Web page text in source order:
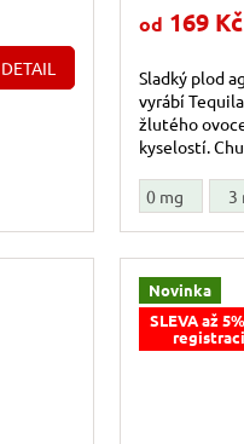
DETAIL
od 169 Kč
Sladký plod
vyrábí
žlutého
kyselostí.
0 mg
3
Novinka
SLEVA až
registraci